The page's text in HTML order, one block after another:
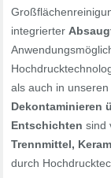
integrierter
als auch in unseren
Dekontaminieren
Entschichten sind
Trennmittel,
durch